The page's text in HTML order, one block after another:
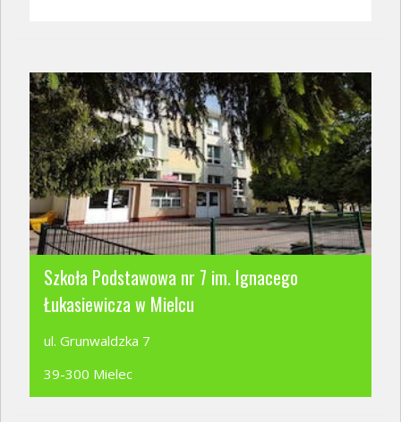
Szkoła Podstawowa nr 7 im. Ignacego
Łukasiewicza w Mielcu
ul. Grunwaldzka 7
39-300 Mielec